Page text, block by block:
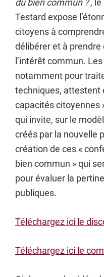
du bien commun ?, le
Testard expose
citoyens à
délibérer et à
l’intérêt commun.
notamment pour
techniques, attestent
capacités citoyennes
qui invite, sur le
créés par la nouvelle
création de ces «
bien commun » qui
pour évaluer la
publiques.
Téléchargez ici le
Téléchargez ici le